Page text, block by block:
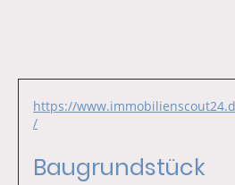
https://
/
Baugrundstück